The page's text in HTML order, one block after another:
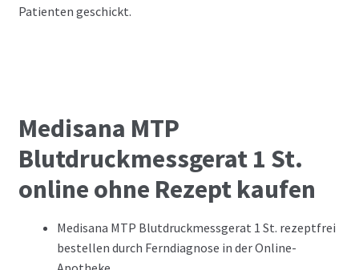
Patienten geschickt.
Medisana MTP
Blutdruckmessgerat 1 St.
online ohne Rezept kaufen
Medisana MTP Blutdruckmessgerat 1 St. rezeptfrei
bestellen durch Ferndiagnose in der Online-